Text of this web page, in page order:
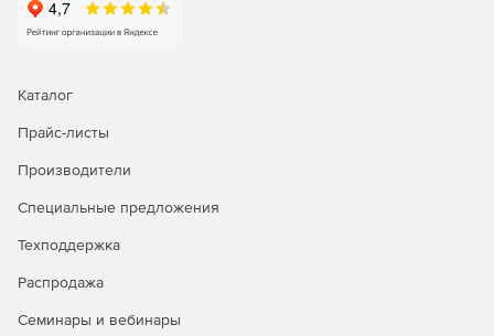
интеграция SIEM;
упрощенного шлюза).
Каталог
Прайс-листы
Производители
Специальные предложения
Техподдержка
Распродажа
Семинары и вебинары